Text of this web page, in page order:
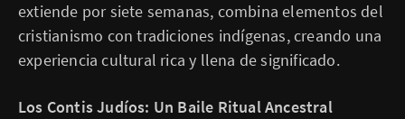
extiende por siete semanas, combina elementos del
cristianismo con tradiciones indígenas, creando una
experiencia cultural rica y llena de significado.
Los Contis Judíos: Un Baile Ritual Ancestral